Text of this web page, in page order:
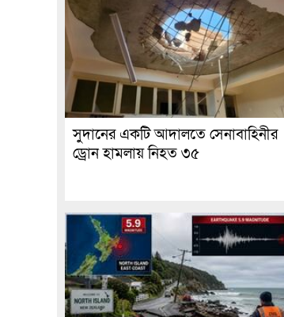
সুদানের একটি আদালতে সেনাবাহিনীর
ড্রোন হামলায় নিহত ৩৫